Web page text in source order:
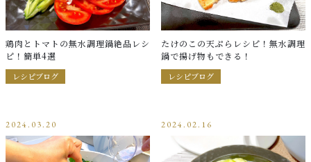
CONTENTS
コンテンツ
PRIVACY
プライバシーポリシー
お問い合わせ
鶏肉とトマトの無水調理鍋絶品レシ
ピ！簡単4選
レシピブログ
たけのこの天ぷらレシピ！無水調理
鍋で揚げ物もできる！
レシピブログ
2024.03.20 2024.02.16